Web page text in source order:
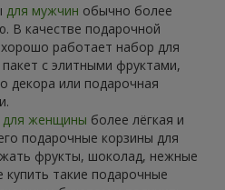
для мужчин обычно более
В качестве подарочной
работает набор для
с элитными фруктами,
декора или подарочная
для женщины более лёгкая и
подарочные корзины для
фрукты, шоколад, нежные
такие подарочные